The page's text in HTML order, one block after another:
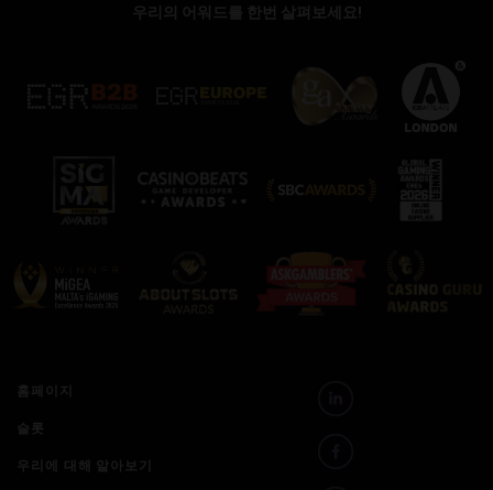
우리의 어워드를 한번 살펴보세요!
홈페이지
슬롯
우리에 대해 알아보기